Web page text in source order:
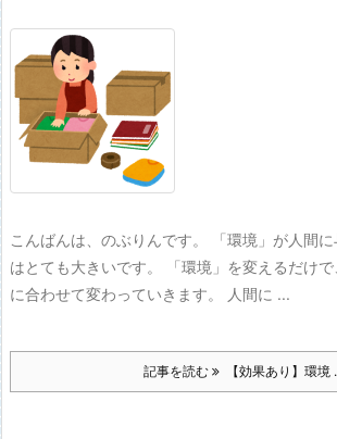
こんばんは、のぶりんです。 「環境」が人間
はとても大きいです。 「環境」を変えるだけ
に合わせて変わっていきます。 人間に ...
記事を読む 【効果あり】環境